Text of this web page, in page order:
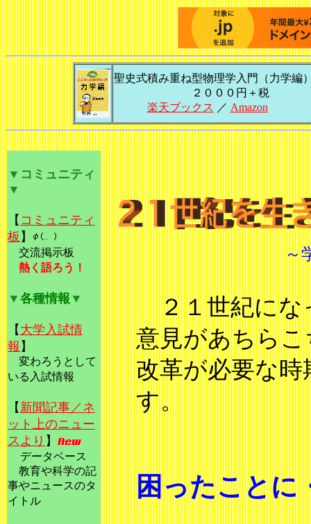
聖史式積み重ね型物理学入門（力学編
２０００円＋税
楽天ブックス ／ Amazon
▼ コミュニティ
▼
【 コミュニティ
板 】
交流掲示板
熱く語ろう！
▼ 各種情報 ▼
【 大学入試情
報 】
変わろうとして
いる入試情報
【 新聞記事／ネ
ット上のニュー
ス より 】
データベース
教育や科学の記
事やニュースのタ
イ トル
～
２１世紀にな
意見があちら
改革が必要な
す。
困ったことに